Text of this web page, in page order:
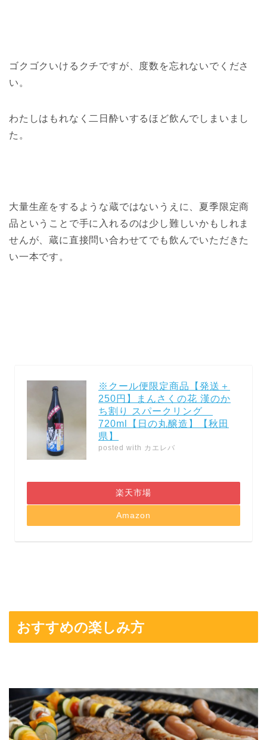
ゴクゴクいけるクチですが、度数を忘れないでくださ
い。
わたしはもれなく二日酔いするほど飲んでしまいまし
た。
大量生産をするような蔵ではないうえに、夏季限定商
品ということで手に入れるのは少し難しいかもしれま
せんが、蔵に直接問い合わせてでも飲んでいただきた
い一本です。
※クール便限定商品【発送＋
250円】まんさくの花 漢のか
ち割り スパークリング
720ml【日の丸醸造】【秋田
県】
posted with カエレバ
楽天市場
Amazon
おすすめの楽しみ方